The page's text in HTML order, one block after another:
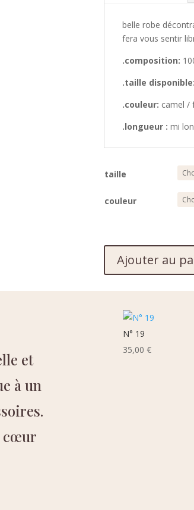
belle robe
fera vous sentir
.composition:
.taille disponible:
.couleur: camel /
.longueur : mi
taille
couleur
Ajouter au
et
à un
cœur
N° 19
35,00 €